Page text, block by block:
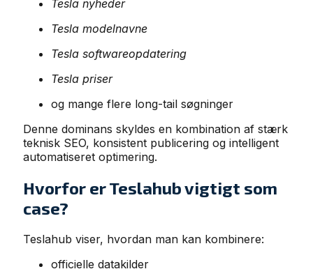
Tesla nyheder
Tesla modelnavne
Tesla softwareopdatering
Tesla priser
og mange flere long-tail søgninger
Denne dominans skyldes en kombination af stærk
teknisk SEO, konsistent publicering og intelligent
automatiseret optimering.
Hvorfor er Teslahub vigtigt som
case?
Teslahub viser, hvordan man kan kombinere:
officielle datakilder